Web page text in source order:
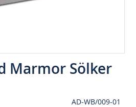
Marmor Sölker
AD-WB/009-01